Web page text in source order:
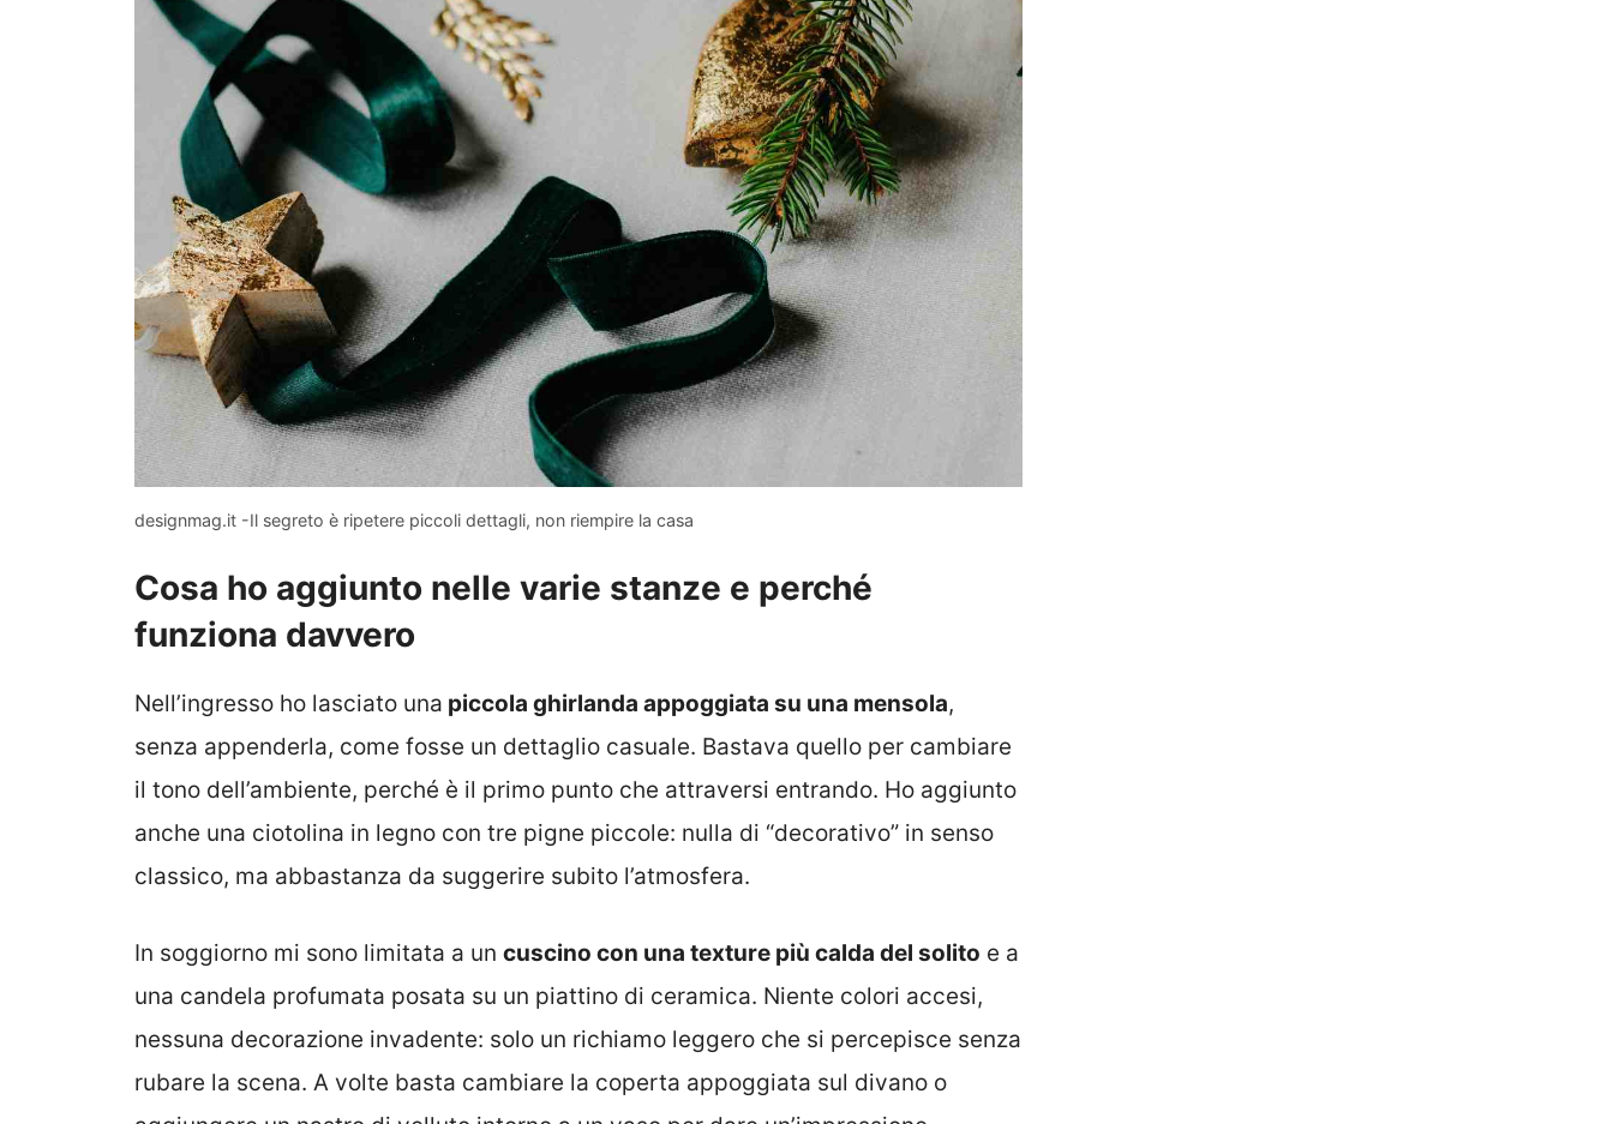
designmag.it -Il segreto è ripetere piccoli dettagli, non riempire la casa
Cosa ho aggiunto nelle varie stanze e perché
funziona davvero
Nell’ingresso ho lasciato una piccola ghirlanda appoggiata su una mensola,
senza appenderla, come fosse un dettaglio casuale. Bastava quello per cambiare
il tono dell’ambiente, perché è il primo punto che attraversi entrando. Ho aggiunto
anche una ciotolina in legno con tre pigne piccole: nulla di “decorativo” in senso
classico, ma abbastanza da suggerire subito l’atmosfera.
In soggiorno mi sono limitata a un cuscino con una texture più calda del solito e a
una candela profumata posata su un piattino di ceramica. Niente colori accesi,
nessuna decorazione invadente: solo un richiamo leggero che si percepisce senza
rubare la scena. A volte basta cambiare la coperta appoggiata sul divano o